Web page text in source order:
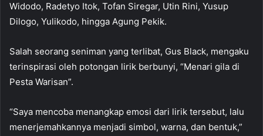
Widodo, Radetyo Itok, Tofan Siregar, Utin Rini, Yusup
Dilogo, Yulikodo, hingga Agung Pekik.
Salah seorang seniman yang terlibat, Gus Black, mengaku
terinspirasi oleh potongan lirik berbunyi, “Menari gila di
Pesta Warisan”.
“Saya mencoba menangkap emosi dari lirik tersebut, lalu
menerjemahkannya menjadi simbol, warna, dan bentuk,”